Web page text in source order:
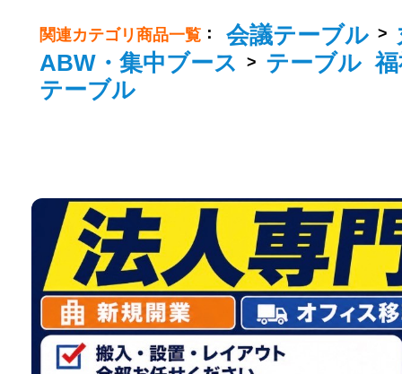
関連カテゴリ商品一覧 ： 会議テーブル >
ABW・集中ブース
> テーブル
テーブル